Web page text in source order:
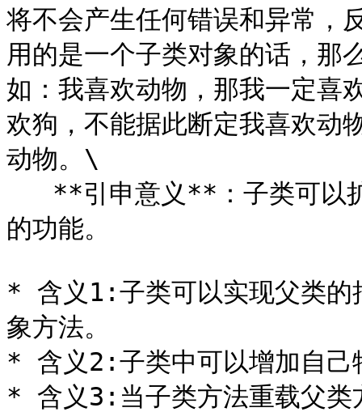
将不会产生任何错误和异常，
用的是一个子类对象的话，
如：我喜欢动物，那我一定喜
欢狗，不能据此断定我喜欢动
动物。\
**引申意义**：子类可以扩
的功能。
* 含义1:子类可以实现父类的
象方法。
* 含义2:子类中可以增加自己
* 含义3:当子类方法重载父类